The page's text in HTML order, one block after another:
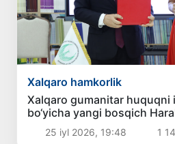
Xalqaro hamkorlik
Xalqaro gumanitar huquqni
bo‘yicha yangi bosqich
imzolandi
25 iyl 2026, 19:48 1